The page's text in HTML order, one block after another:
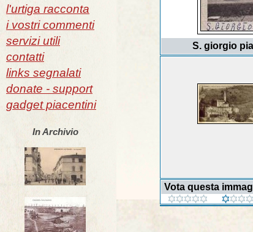
l'urtiga racconta
i vostri commenti
servizi utili
contatti
links segnalati
donate - support
gadget piacentini
In Archivio
S. giorgio
Vota questa